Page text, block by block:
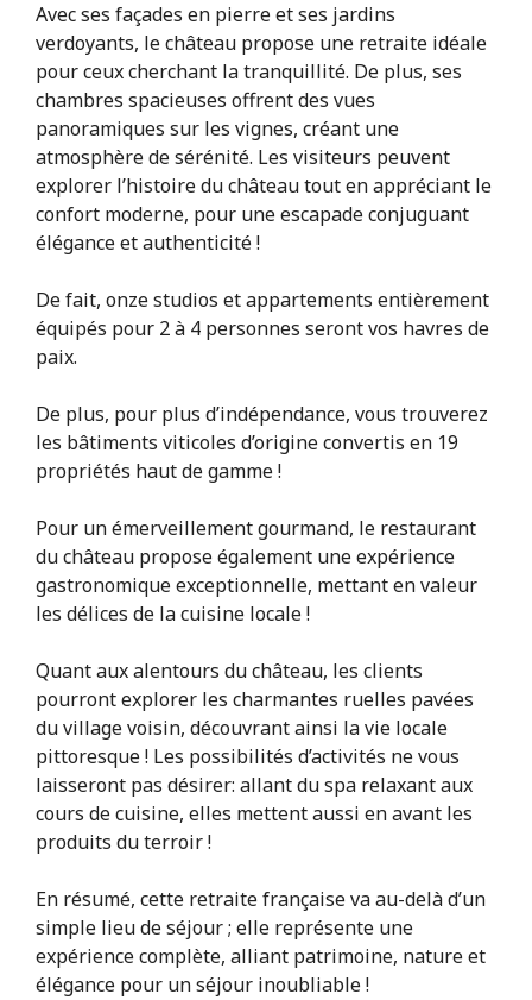
Avec ses façades en pierre et ses jardins
verdoyants, le château propose une retraite idéale
pour ceux cherchant la tranquillité. De plus, ses
chambres spacieuses offrent des vues
panoramiques sur les vignes, créant une
atmosphère de sérénité. Les visiteurs peuvent
explorer l’histoire du château tout en appréciant le
confort moderne, pour une escapade conjuguant
élégance et authenticité !
De fait, onze studios et appartements entièrement
équipés pour 2 à 4 personnes seront vos havres de
paix.
De plus, pour plus d’indépendance, vous trouverez
les bâtiments viticoles d’origine convertis en 19
propriétés haut de gamme !
Pour un émerveillement gourmand, le restaurant
du château propose également une expérience
gastronomique exceptionnelle, mettant en valeur
les délices de la cuisine locale !
Quant aux alentours du château, les clients
pourront explorer les charmantes ruelles pavées
du village voisin, découvrant ainsi la vie locale
pittoresque ! Les possibilités d’activités ne vous
laisseront pas désirer: allant du spa relaxant aux
cours de cuisine, elles mettent aussi en avant les
produits du terroir !
En résumé, cette retraite française va au-delà d’un
simple lieu de séjour ; elle représente une
expérience complète, alliant patrimoine, nature et
élégance pour un séjour inoubliable !